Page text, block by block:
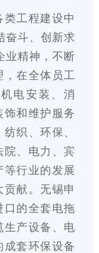
工程建设中
奋斗、创新求
业精神，不断
在全体员工
电安装、消
饰和维护服务
织、环保、
院、电力、宾
行业的发展
献。无锡申
口的全套电拖
生产设备、电
套环保设备